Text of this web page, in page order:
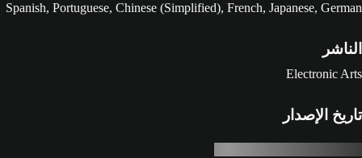
Spanish, Portuguese, Chinese (Simplified), French, Japanese, German
الناشر
Electronic Arts
تاريخ الإصدار